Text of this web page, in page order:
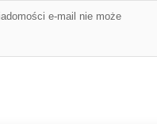
e-mail nie może